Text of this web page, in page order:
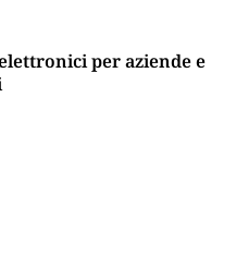
per aziende e